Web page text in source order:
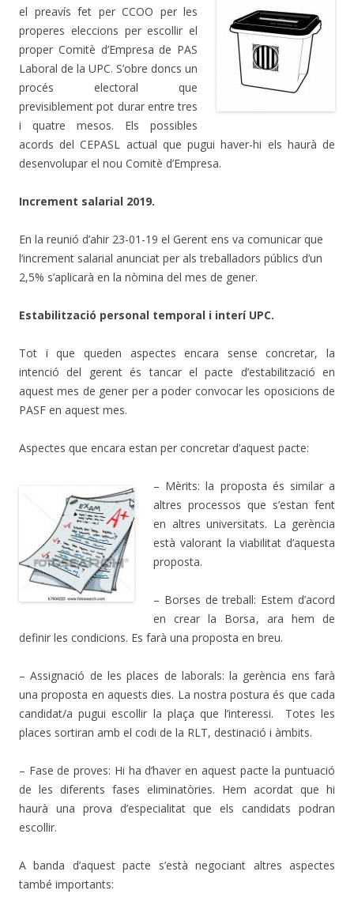
el preavís fet per CCOO per les
properes eleccions per escollir el
proper Comitè d’Empresa de PAS
Laboral de la UPC. S’obre doncs un
procés electoral que
previsiblement pot durar entre tres
i quatre mesos. Els possibles
acords del CEPASL actual que pugui haver-hi els haurà de
desenvolupar el nou Comitè d’Empresa.
Increment salarial 2019.
En la reunió d’ahir 23-01-19 el Gerent ens va comunicar que
l’increment salarial anunciat per als treballadors públics d’un
2,5% s’aplicarà en la nòmina del mes de gener.
Estabilització personal temporal i interí UPC.
Tot i que queden aspectes encara sense concretar, la
intenció del gerent és tancar el pacte d’estabilització en
aquest mes de gener per a poder convocar les oposicions de
PASF en aquest mes.
Aspectes que encara estan per concretar d’aquest pacte:
– Mèrits: la proposta és similar a
altres processos que s’estan fent
en altres universitats. La gerència
està valorant la viabilitat d’aquesta
proposta.
– Borses de treball: Estem d’acord
en crear la Borsa, ara hem de
definir les condicions. Es farà una proposta en breu.
– Assignació de les places de laborals: la gerència ens farà
una proposta en aquests dies. La nostra postura és que cada
candidat/a pugui escollir la plaça que l’interessi. Totes les
places sortiran amb el codi de la RLT, destinació i àmbits.
– Fase de proves: Hi ha d’haver en aquest pacte la puntuació
de les diferents fases eliminatòries. Hem acordat que hi
haurà una prova d’especialitat que els candidats podran
escollir.
A banda d’aquest pacte s’està negociant altres aspectes
també importants: